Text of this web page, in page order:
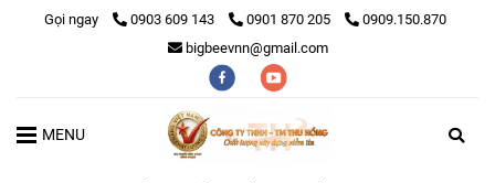
Gọi ngay 0903 609 143 0901 870 205
0909.150.870
bigbeevnn@gmail.com
MENU